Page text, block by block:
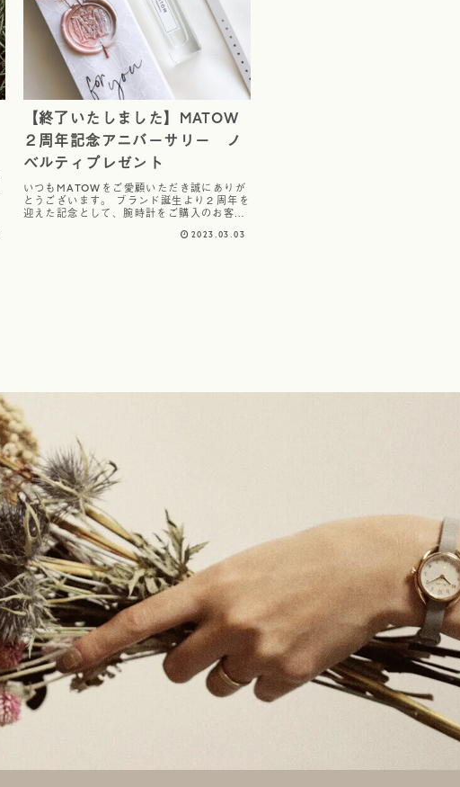
【終了いたしました】MATOW
２周年記念アニバーサリー ノ
ベルティプレゼント
いつもMATOWをご愛顧いただき誠にありが
とうございます。 ブランド誕生より２周年を
迎えた記念として、腕時計をご購入のお客様
MATOWらしい華やかなパッケージに、心安
2023.03.03